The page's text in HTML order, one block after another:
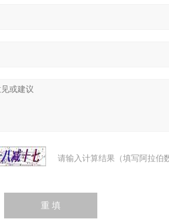
请输入计算结果（填写阿拉伯